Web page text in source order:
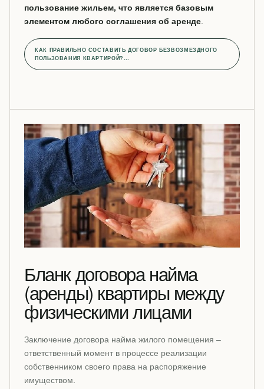
пользование жильем, что является базовым
элементом любого соглашения об аренде.
КАК ПРАВИЛЬНО СОСТАВИТЬ ДОГОВОР БЕЗВОЗМЕЗДНОГО
ПОЛЬЗОВАНИЯ КВАРТИРОЙ?…
Бланк договора найма
(аренды) квартиры между
физическими лицами
Заключение договора найма жилого помещения –
ответственный момент в процессе реализации
собственником своего права на распоряжение
имуществом.